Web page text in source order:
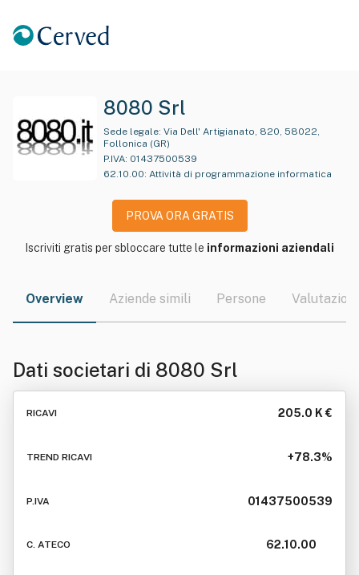
8080 Srl
Sede legale:
Follonica (GR)
P.IVA: 01437500539
62.10.00: Attività di programmazione informatica
PROVA ORA GRATIS
Iscriviti gratis per sbloccare tutte le informazioni aziendali
Overview Aziende simili Persone Valutazioni
Dati societari di 8080 Srl
RICAVI 205.0 K €
TREND RICAVI +78.3%
P.IVA 01437500539
C. ATECO 62.10.00